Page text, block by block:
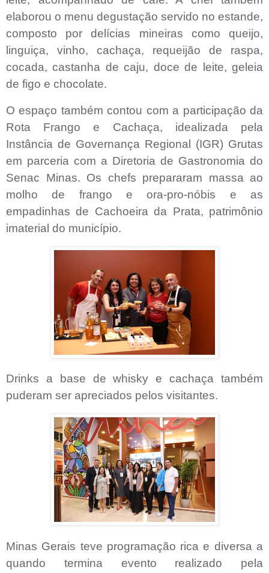
elaborou o menu degustação servido no estande,
composto por delícias mineiras como queijo,
linguiça, vinho, cachaça, requeijão de raspa,
cocada, castanha de caju, doce de leite, geleia
de figo e chocolate.
O espaço também contou com a participação da
Rota Frango e Cachaça, idealizada pela
Instância de Governança Regional (IGR) Grutas
em parceria com a Diretoria de Gastronomia do
Senac Minas. Os chefs prepararam massa ao
molho de frango e ora-pro-nóbis e as
empadinhas de Cachoeira da Prata, patrimônio
imaterial do município.
Drinks a base de whisky e cachaça também
puderam ser apreciados pelos visitantes.
Minas Gerais teve programação rica e diversa a
quando termina evento realizado pela